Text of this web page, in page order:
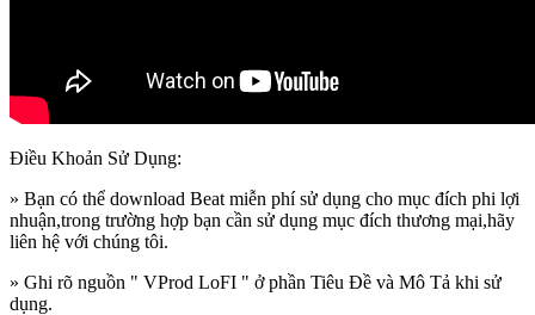
Điều Khoản Sử Dụng:
» Bạn có thể download Beat miễn phí sử dụng cho mục đích phi lợi
nhuận,trong trường hợp bạn cần sử dụng mục đích thương mại,hãy
liên hệ với chúng tôi.
» Ghi rõ nguồn " VProd LoFI " ở phần Tiêu Đề và Mô Tả khi sử
dụng.